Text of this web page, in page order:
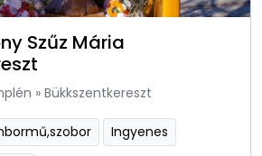
Szűz Mária
» Bükkszentkereszt
Ingyenes